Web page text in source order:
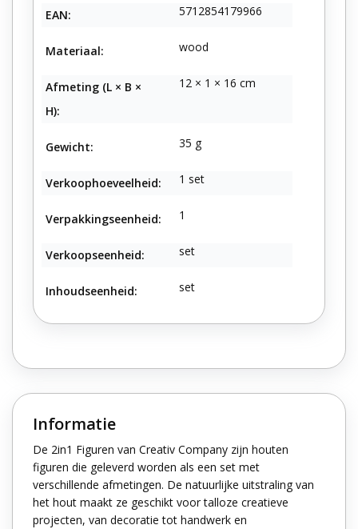
EAN: 5712854179966
Materiaal: wood
Afmeting (L × B ×
H):
12 × 1 × 16 cm
Gewicht: 35 g
Verkoophoeveelheid: 1 set
Verpakkingseenheid: 1
Verkoopseenheid: set
Inhoudseenheid: set
Informatie
De 2in1 Figuren van Creativ Company zijn houten
figuren die geleverd worden als een set met
verschillende afmetingen. De natuurlijke uitstraling van
het hout maakt ze geschikt voor talloze creatieve
projecten, van decoratie tot handwerk en